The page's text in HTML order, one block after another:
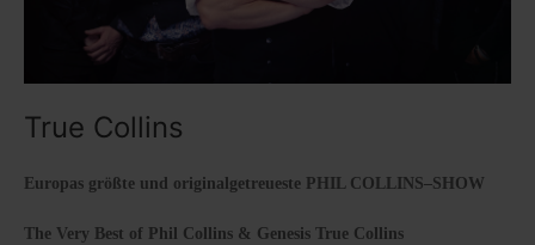
True Collins
Europas größte und originalgetreueste PHIL COLLINS–SHOW
The Very Best of Phil Collins & Genesis True Collins